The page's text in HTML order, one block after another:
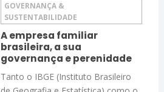
GOVERNANÇA &
SUSTENTABILIDADE
A empresa familiar
brasileira, a sua
governança e perenidade
Tanto o IBGE (Instituto Brasileiro